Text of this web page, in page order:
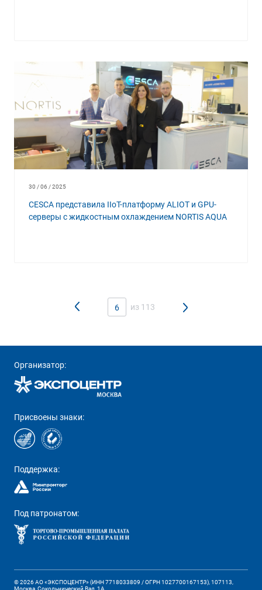
30 / 06 / 2025
CESCA представила IIoT-платформу ALIOT и GPU-
серверы с жидкостным охлаждением NORTIS AQUA
6 из 113
Организатор:
Присвоены знаки:
Поддержка:
Под патронатом:
© 2026 АО «ЭКСПОЦЕНТР» (ИНН 7718033809 / ОГРН 1027700167153), 107113,
Москва, Сокольнический Вал, 1А